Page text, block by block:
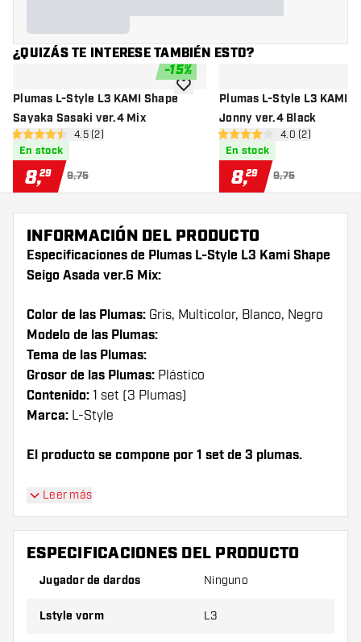
¿QUIZÁS TE INTERESE TAMBIÉN ESTO?
-15%
Plumas L-Style L3 KAMI Shape
Sayaka Sasaki ver.4 Mix
abrir panel de reseñas
4.5 estrellas de puntuación
4.5 (2)
En stock
8,29 9,75
añadir a la lista de deseos
Plumas L-Style L3 KAMI
Jonny ver.4 Black
abrir panel de
4 estrellas de puntuación
4.0 (2)
En stock
8,29 9,75
INFORMACIÓN DEL PRODUCTO
Especificaciones de Plumas L-Style L3 Kami Shape
Seigo Asada ver.6 Mix:
Color de las Plumas: Gris, Multicolor, Blanco, Negro
Modelo de las Plumas:
Tema de las Plumas:
Grosor de las Plumas: Plástico
Contenido: 1 set (3 Plumas)
Marca: L-Style
El producto se compone por 1 set de 3 plumas.
¡Ten en cuenta!
Seigo Asada ver.6 Mix sólo puede utilizarse con
cañas de L-Style o cañas de nylon de otras marcas.
¡Consejo de Dartshopper!
Asegúrese de tener suficientes plumas y cañas
Estos pueden dañarse o romperse con el uso.
Leer más
ESPECIFICACIONES DEL PRODUCTO
Jugador de dardos Ninguno
Lstyle vorm L3